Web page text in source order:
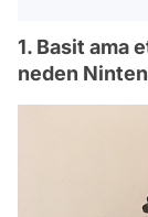
1. Basit ama
neden